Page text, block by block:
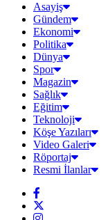
Asayiş
Gündem
Ekonomi
Politika
Dünya
Spor
Magazin
Sağlık
Eğitim
Teknoloji
Köşe Yazıları
Video Galeri
Röportaj
Resmi İlanlar